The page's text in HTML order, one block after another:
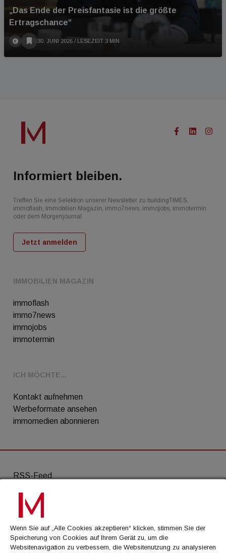
„Das Ende der Preisfantasie ist die größte
Ertragschance“
30. JUNI 2026 / LESEZEIT 3 MIN
IMMOBILIEN MAGAZIN
immoflash
immo7news
immojobs
immotermin
ICH MÖCHTE...
Kontakt aufnehmen
Werbeformate ansehen
immomedien abonnieren
Informiert bleiben.
Treffen Sie eine Selektion unserer Newsletter zu buildingTIMES,
immoflash, Immobilien Magazin, immo7news, immojobs, immotermin
oder dem Morgenjournal
Jetzt anmelden
RSS-Feed
AGB
Datenschutz
Kontakt
Impressum
Wenn Sie auf „Alle Cookies akzeptieren“ klicken, stimmen Sie der
Speicherung von Cookies auf Ihrem Gerät zu, um die
Websitenavigation zu verbessern, die Websitenutzung zu analysieren